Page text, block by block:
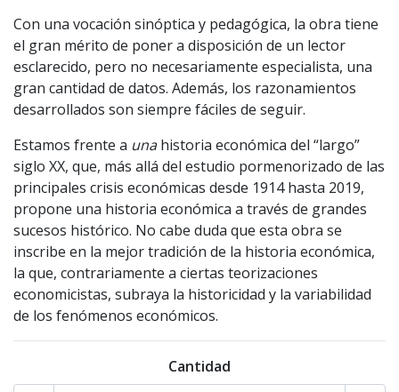
Con una vocación sinóptica y pedagógica, la obra tiene
el gran mérito de poner a disposición de un lector
esclarecido, pero no necesariamente especialista, una
gran cantidad de datos. Además, los razonamientos
desarrollados son siempre fáciles de seguir.
Estamos frente a unahistoria económica del “largo”
siglo XX, que, más allá del estudio pormenorizado de las
principales crisis económicas desde 1914 hasta 2019,
propone una historia económica a través de grandes
sucesos histórico. No cabe duda que esta obra se
inscribe en la mejor tradición de la historia económica,
la que, contrariamente a ciertas teorizaciones
economicistas, subraya la historicidad y la variabilidad
de los fenómenos económicos.
Cantidad